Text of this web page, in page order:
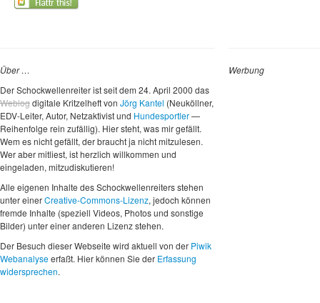
Über …
Der Schockwellenreiter ist seit dem 24. April 2000 das
Weblogdigitale Kritzelheft von Jörg Kantel (Neuköllner,
EDV-Leiter, Autor, Netzaktivist und Hundesportler—
Reihenfolge rein zufällig). Hier steht, was mir gefällt.
Wem es nicht gefällt, der braucht ja nicht mitzulesen.
Wer aber mitliest, ist herzlich willkommen und
eingeladen, mitzudiskutieren!
Alle eigenen Inhalte des Schockwellenreiters stehen
unter einerCreative-Commons-Lizenz, jedoch können
fremde Inhalte (speziell Videos, Photos und sonstige
Bilder) unter einer anderen Lizenz stehen.
Der Besuch dieser Webseite wird aktuell von der Piwik
Webanalyseerfaßt. Hier können Sie der Erfassung
widersprechen.
Werbung